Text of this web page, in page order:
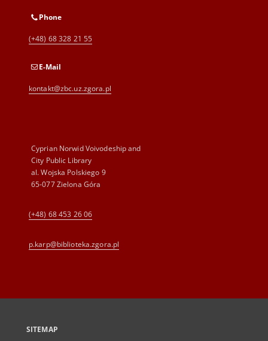
Phone
(+48) 68 328 21 55
E-Mail
kontakt@zbc.uz.zgora.pl
Cyprian Norwid Voivodeship and
City Public Library
al. Wojska Polskiego 9
65-077 Zielona Góra
(+48) 68 453 26 06
p.karp@biblioteka.zgora.pl
SITEMAP